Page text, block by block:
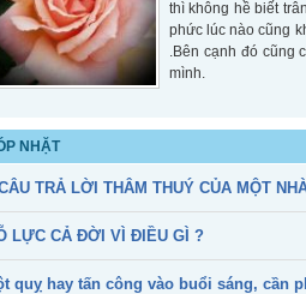
thì không hề biết
phức lúc nào cũng
.Bên cạnh đó cũng
mình.
NHẶT
TRẢ LỜI THÂM THUÝ CỦA MỘT
LỰC CẢ ĐỜI VÌ ĐIỀU GÌ ?
quỵ hay tấn công vào buổi sáng, cần